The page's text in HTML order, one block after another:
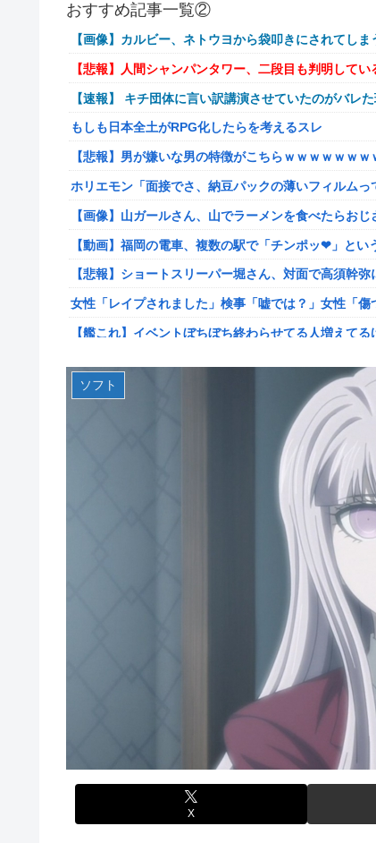
女「43億円注文して………キャンセルっと！」←こい
【驚愕】マチアプで会った外国人からまさかの『こ
【動画】手術中に熊本地震直撃やばすぎる
避難所にベッドがない！と文句たらたらだった左
『ドラクエの面白さのピークははがねのつるぎ買った
【韓日共同調査】「日本に良い印象」の韓国人
【スト6】竹内ジョン選手「どう考えても調整の時期
が終わった後は微調整。趣旨が一貫してない」
【画像】台湾とフランス、地震発生から6時間以内に
【悲報】息子がみいちゃんのママ、限界を迎える「
【悲報】エアコン業者、正論「エアコンスプレーなん
【胸糞】Zクソガキ、おばあちゃんをいじめて炎上す
やる夫「催眠アプリを手に入れたんだけど……これ必
【動画】手術中に熊本地震直撃やばすぎる
江別大学生暴行ﾀﾋ″主犯格″の川口侑斗被告に「無期
ジャンポケ斎藤と代理人のやりとり、「地獄すぎて
シャウエッセン公式、またこういうのでいい丼をポス
もしも日本全土がRPG化したらを考えるスレ
【艦これ】E3-4のラスダンは航空優勢は取るの？取ら
【悲報】元ジャンポケ斉藤の被害女性「事件で知名
白戸ゆめのアナ セクシーニットのノースリーブ巨乳
【ウマ娘】海外トレによるライトハローさんとの最高
【画像】70年代の漫画、あまりにも時代を先取りしす
【動画】地震発生時の熊本総合病院の手術室の様子
【艦これ】これがラ級ちゃんの水着modeか・・・！
【朗報】ワンピースのミホークとビスタさん、遥か
【ウマ娘】セイちゃんの攻撃力を見よ！！！
おすすめ記事一覧②
【画像】カルビー、ネトウヨから袋叩きにされてし
【悲報】人間シャンパンタワー、二段目も判明してい
【速報】 キチ団体に言い訳講演させていたのがバレ
もしも日本全土がRPG化したらを考えるスレ
【悲報】男が嫌いな男の特徴がこちらｗｗｗｗｗｗｗ
ホリエモン「面接でさ、納豆パックの薄いフィルムっ
【画像】山ガールさん、山でラーメンを食べたらお
【動画】福岡の電車、複数の駅で「チンポッ❤」と
【悲報】ショートスリーパー堀さん、対面で高須幹
女性「レイプされました」検事「嘘では？」女性「傷
【艦これ】イベントぼちぼち終わらせてる人増えて
【艦これ】けーかいじん 他
日本代表DF冨安健洋の英プレミア・クリスタルパレ
日向坂OGの最新ランジェリー、もうエグいだろ・・
【画像】山ガールさん、山でラーメンを食べたらおじ
富士登山ツアー中に64歳男性死亡 8合目付近で意識
【GIF動画】宮城の可愛すぎるチアさん、甲子園で発
秋田県職員さん、会見をバスローブ＆喫煙スタイル
【衝撃】ジャンポケ斉藤の被害女性「バウムクーヘ
海外「全部日本の真似だったのか…」 日本の普通の
【悲報】ロシア、じわじわと逝き始める
【動画】ロシア軍のドローンをネット発射装置で撃墜
首相官邸、高市首相の熊本訪問の感動BGM付きムー
ソフト
X